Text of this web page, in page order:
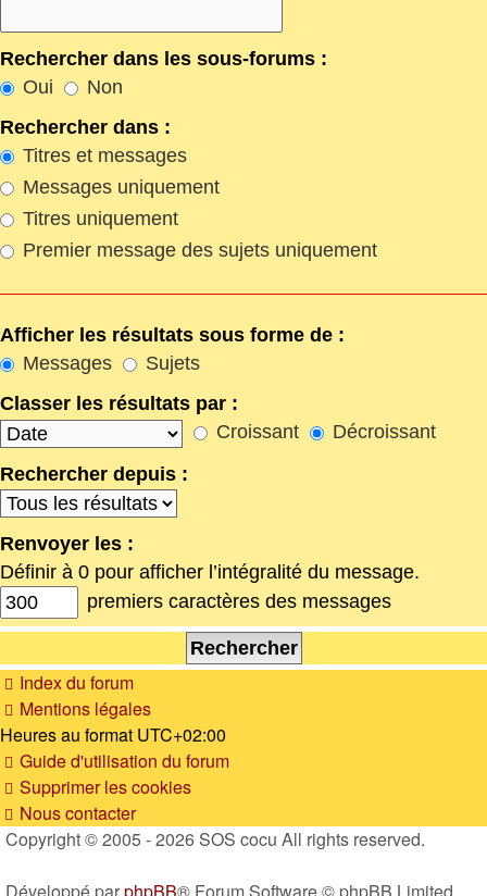
Rechercher dans les sous-forums :
Oui
Non
Rechercher dans :
Titres et messages
Messages uniquement
Titres uniquement
Premier message des sujets uniquement
Afficher les résultats sous forme de :
Messages
Sujets
Classer les résultats par :
Croissant
Décroissant
Rechercher depuis :
Renvoyer les :
Définir à 0 pour afficher l’intégralité du message.
premiers caractères des messages
Index du forum
Mentions légales
Heures au format UTC+02:00
Guide d'utilisation du forum
Supprimer les cookies
Nous contacter
Copyright © 2005 - 2026 SOS cocu All rights reserved.
Développé parphpBB® Forum Software © phpBB Limited